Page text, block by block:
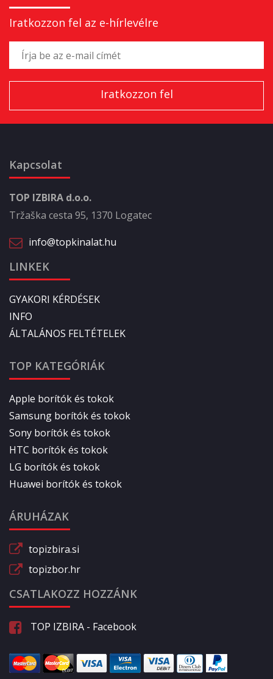
Iratkozzon fel az e-hírlevélre
Kapcsolat
TOP IZBIRA d.o.o.
Tržaška cesta 95, 1370 Logatec
info@topkinalat.hu
LINKEK
GYAKORI KÉRDÉSEK
INFO
ÁLTALÁNOS FELTÉTELEK
TOP KATEGÓRIÁK
Apple borítók és tokok
Samsung borítók és tokok
Sony borítók és tokok
HTC borítók és tokok
LG borítók és tokok
Huawei borítók és tokok
ÁRUHÁZAK
topizbira.si
topizbor.hr
CSATLAKOZZ HOZZÁNK
TOP IZBIRA - Facebook